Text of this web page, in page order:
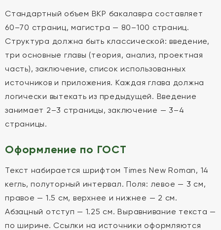
Стандартный объем ВКР бакалавра составляет
60–70 страниц, магистра — 80–100 страниц.
Структура должна быть классической: введение,
три основные главы (теория, анализ, проектная
часть), заключение, список использованных
источников и приложения. Каждая глава должна
логически вытекать из предыдущей. Введение
занимает 2–3 страницы, заключение — 3–4
страницы.
Оформление по ГОСТ
Текст набирается шрифтом Times New Roman, 14
кегль, полуторный интервал. Поля: левое — 3 см,
правое — 1.5 см, верхнее и нижнее — 2 см.
Абзацный отступ — 1.25 см. Выравнивание текста —
по ширине. Ссылки на источники оформляются